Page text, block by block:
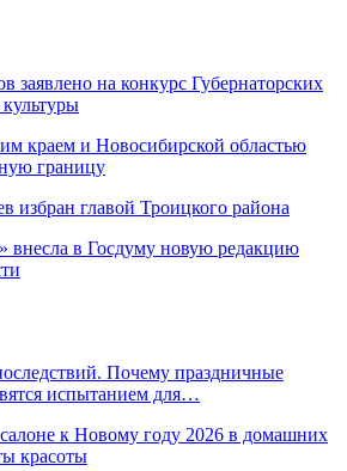
заявлено на конкурс Губернаторских
краем и Новосибирской областью
границу
избран главой Троицкого района
внесла в Госдуму новую редакцию
Почему праздничные
испытанием для…
к Новому году 2026 в домашних
красоты